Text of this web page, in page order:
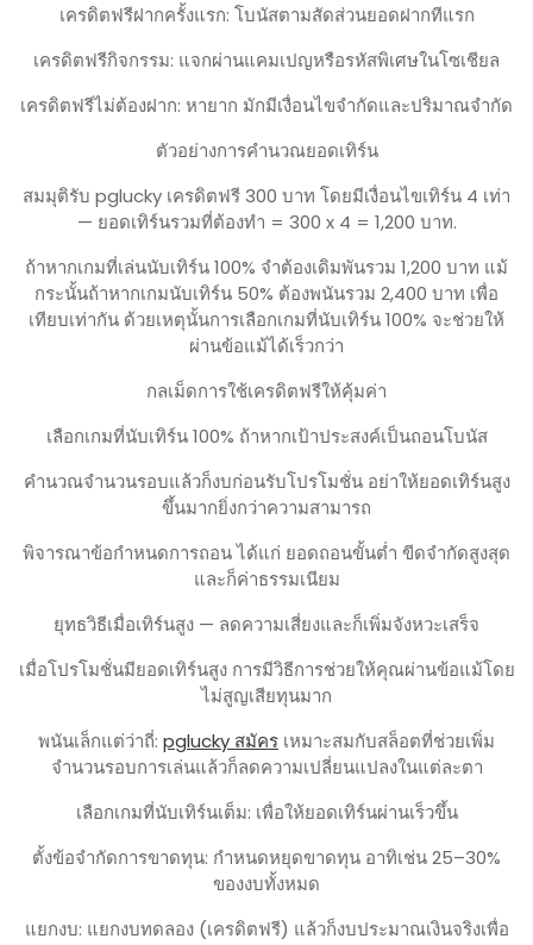
เครดิตฟรีฝากครั้งแรก: โบนัสตามสัดส่วนยอดฝากทีแรก
เครดิตฟรีกิจกรรม: แจกผ่านแคมเปญหรือรหัสพิเศษในโซเชียล
เครดิตฟรีไม่ต้องฝาก: หายาก มักมีเงื่อนไขจำกัดและปริมาณจำกัด
ตัวอย่างการคำนวณยอดเทิร์น
สมมุติรับ pglucky เครดิตฟรี 300 บาท โดยมีเงื่อนไขเทิร์น 4 เท่า
— ยอดเทิร์นรวมที่ต้องทำ = 300 x 4 = 1,200 บาท.
ถ้าหากเกมที่เล่นนับเทิร์น 100% จำต้องเดิมพันรวม 1,200 บาท แม้
กระนั้นถ้าหากเกมนับเทิร์น 50% ต้องพนันรวม 2,400 บาท เพื่อ
เทียบเท่ากัน ด้วยเหตุนั้นการเลือกเกมที่นับเทิร์น 100% จะช่วยให้
ผ่านข้อแม้ได้เร็วกว่า
กลเม็ดการใช้เครดิตฟรีให้คุ้มค่า
เลือกเกมที่นับเทิร์น 100% ถ้าหากเป้าประสงค์เป็นถอนโบนัส
คำนวณจำนวนรอบแล้วก็งบก่อนรับโปรโมชั่น อย่าให้ยอดเทิร์นสูง
ขึ้นมากยิ่งกว่าความสามารถ
พิจารณาข้อกำหนดการถอน ได้แก่ ยอดถอนขั้นต่ำ ขีดจำกัดสูงสุด
และก็ค่าธรรมเนียม
ยุทธวิธีเมื่อเทิร์นสูง — ลดความเสี่ยงและก็เพิ่มจังหวะเสร็จ
เมื่อโปรโมชั่นมียอดเทิร์นสูง การมีวิธีการช่วยให้คุณผ่านข้อแม้โดย
ไม่สูญเสียทุนมาก
พนันเล็กแต่ว่าถี่: pglucky สมัคร เหมาะสมกับสล็อตที่ช่วยเพิ่ม
จำนวนรอบการเล่นแล้วก็ลดความเปลี่ยนแปลงในแต่ละตา
เลือกเกมที่นับเทิร์นเต็ม: เพื่อให้ยอดเทิร์นผ่านเร็วขึ้น
ตั้งข้อจำกัดการขาดทุน: กำหนดหยุดขาดทุน อาทิเช่น 25–30%
ของงบทั้งหมด
แยกงบ: แยกงบทดลอง (เครดิตฟรี) แล้วก็งบประมาณเงินจริงเพื่อ